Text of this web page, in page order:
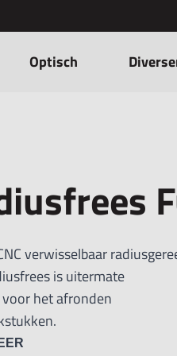
Optisch
verwisselbaar
is uitermate
het afronden
is er met een